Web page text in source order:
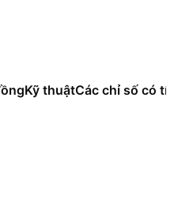
Kỹ thuậtCác chỉ số có